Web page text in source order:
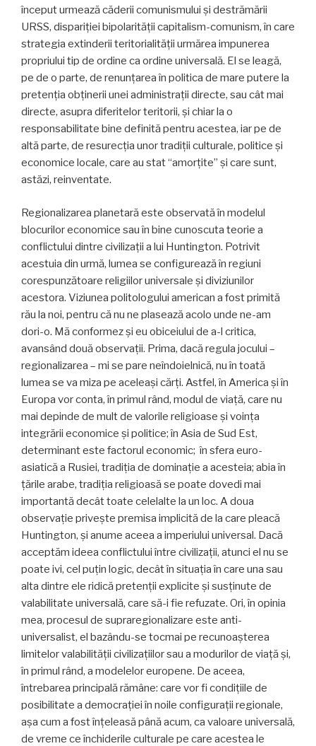
început urmează căderii comunis­mului și destrămării
URSS, dispariției bipolarității capitalism-comunism, în care
strategia extinderii teritori­alității urmărea impunerea
propriului tip de ordine ca ordine universală. El se leagă,
pe de o parte, de renun­țarea în politica de mare putere la
pretenția obținerii unei administrații directe, sau cât mai
directe, asupra diferitelor teritorii, și chiar la o
responsabilitate bine definită pentru acestea, iar pe de
altă parte, de resurecția unor tradiții culturale, politice și
economice locale, care au stat “amorțite” și care sunt,
astăzi, reinventate.
Regionalizarea planetară este observată în modelul
blocurilor economice sau în bine cunoscuta teorie a
conflictului dintre civilizații a lui Huntington. Potrivit
acestuia din urmă, lumea se configurează în regiuni
corespunzătoare religiilor universale și diviziunilor
acestora. Viziunea politologului american a fost primită
rău la noi, pentru că nu ne plasează acolo unde ne-am
dori-o. Mă conformez și eu obiceiului de a-l critica,
avansând două observații. Prima, dacă regula jocului –
regionalizarea – mi se pare neîndoielnică, nu în toată
lumea se va miza pe aceleași cărți. Astfel, în America și în
Europa vor conta, în primul rând, modul de viață, care nu
mai depinde de mult de valorile religioase și voința
integrării economice și politice; în Asia de Sud Est,
determinant este factorul economic; în sfera euro-
asiatică a Rusiei, tradiția de dominație a acesteia; abia în
țările arabe, tradiția religioasă se poate dovedi mai
importantă decât toate celelalte la un loc. A doua
observație privește premisa implicită de la care pleacă
Huntington, și anume aceea a imperiului universal. Dacă
acceptăm ideea conflictului între civilizații, atunci el nu se
poate ivi, cel puțin logic, decât în situația în care una sau
alta dintre ele ridică pretenții explicite și susținute de
valabilitate universală, care să-i fie refu­zate. Ori, în opinia
mea, procesul de supraregionalizare este anti-
universalist, el bazându-se tocmai pe recu­noașterea
limitelor valabilității civilizațiilor sau a mo­durilor de viață și,
în primul rând, a modelelor eu­ropene. De aceea,
întrebarea principală rămâne: care vor fi condițiile de
posibilitate a democrației în noile con­figurații regionale,
așa cum a fost înțeleasă până acum, ca valoare universală,
de vreme ce închiderile culturale pe care acestea le